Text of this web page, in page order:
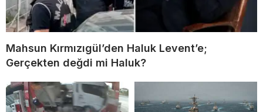
Mahsun Kırmızıgül’den Haluk Levent’e;
Gerçekten değdi mi Haluk?